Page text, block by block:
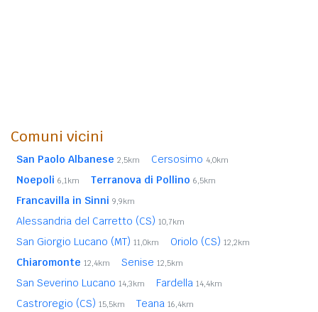
Comuni vicini
San Paolo Albanese 2,5km Cersosimo 4,0km
Noepoli 6,1km Terranova di Pollino 6,5km
Francavilla in Sinni 9,9km
Alessandria del Carretto (CS) 10,7km
San Giorgio Lucano (MT) 11,0km Oriolo (CS) 12,2km
Chiaromonte 12,4km Senise 12,5km
San Severino Lucano 14,3km Fardella 14,4km
Castroregio (CS) 15,5km Teana 16,4km